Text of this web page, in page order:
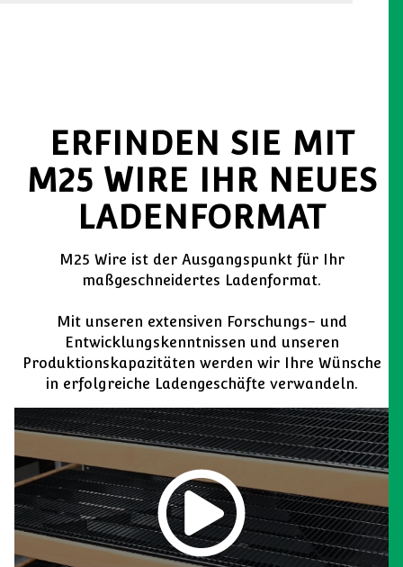
ERFINDEN SIE MIT
M25 WIRE IHR NEUES
LADENFORMAT
M25 Wire ist der Ausgangspunkt für Ihr
maßgeschneidertes Ladenformat.
Mit unseren extensiven Forschungs- und
Entwicklungskenntnissen und unseren
Produktionskapazitäten werden wir Ihre Wünsche
in erfolgreiche Ladengeschäfte verwandeln.